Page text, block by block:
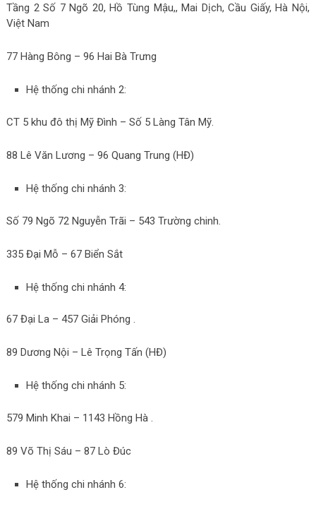
Tầng 2 Số 7 Ngõ 20, Hồ Tùng Mậu,, Mai Dịch, Cầu Giấy, Hà Nội,
Việt Nam
77 Hàng Bông – 96 Hai Bà Trưng
Hệ thống chi nhánh 2:
CT 5 khu đô thị Mỹ Đình – Số 5 Làng Tân Mỹ.
88 Lê Văn Lương – 96 Quang Trung (HĐ)
Hệ thống chi nhánh 3:
Số 79 Ngõ 72 Nguyễn Trãi – 543 Trường chinh.
335 Đại Mỗ – 67 Biển Sắt
Hệ thống chi nhánh 4:
67 Đại La – 457 Giải Phóng .
89 Dương Nội – Lê Trọng Tấn (HĐ)
Hệ thống chi nhánh 5:
579 Minh Khai – 1143 Hồng Hà .
89 Võ Thị Sáu – 87 Lò Đúc
Hệ thống chi nhánh 6: